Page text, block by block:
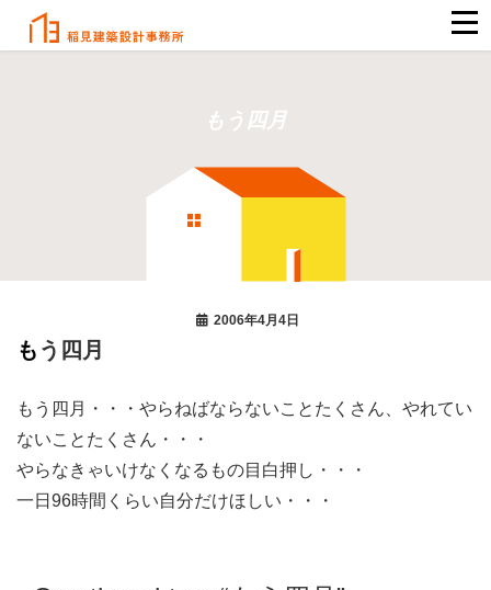
もう四月
2006年4月4日
もう四月
もう四月・・・やらねばならないことたくさん、やれてい
ないことたくさん・・・
やらなきゃいけなくなるもの目白押し・・・
一日96時間くらい自分だけほしい・・・